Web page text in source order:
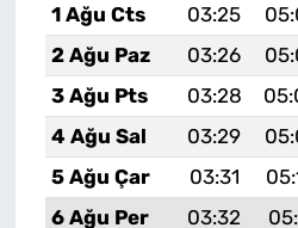
1 Ağu Cts
03:25
2 Ağu Paz
03:26
3 Ağu Pts
03:28
4 Ağu Sal
03:29
5 Ağu Çar
03:31
6 Ağu Per
03:32